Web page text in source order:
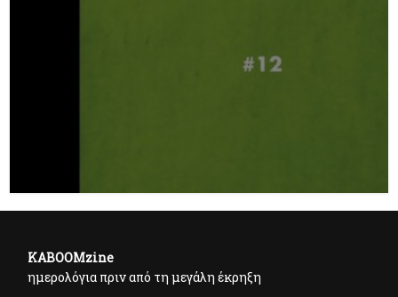
KABOOMzine
ημερολόγια πριν από τη μεγάλη έκρηξη